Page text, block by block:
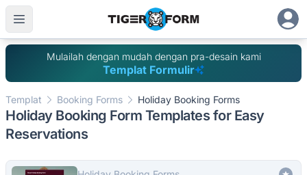
Mulailah dengan mudah dengan pra-desain kami
Templat Formulir
Templat Booking Forms Holiday Booking Forms
Holiday Booking Form Templates for Easy
Reservations